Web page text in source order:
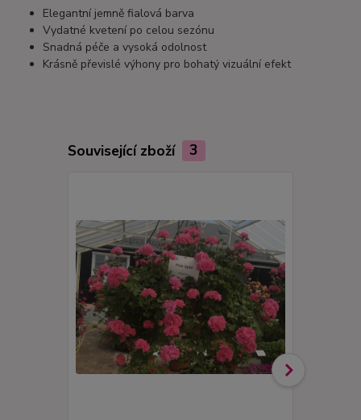
Elegantní jemně fialová barva
Vydatné kvetení po celou sezónu
Snadná péče a vysoká odolnost
Krásně převislé výhony pro bohatý vizuální efekt
Související zboží 3